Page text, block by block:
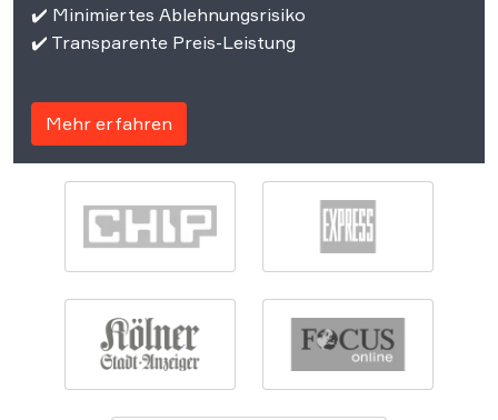
✔️ Minimiertes Ablehnungsrisiko
✔️ Transparente Preis-Leistung
Mehr erfahren